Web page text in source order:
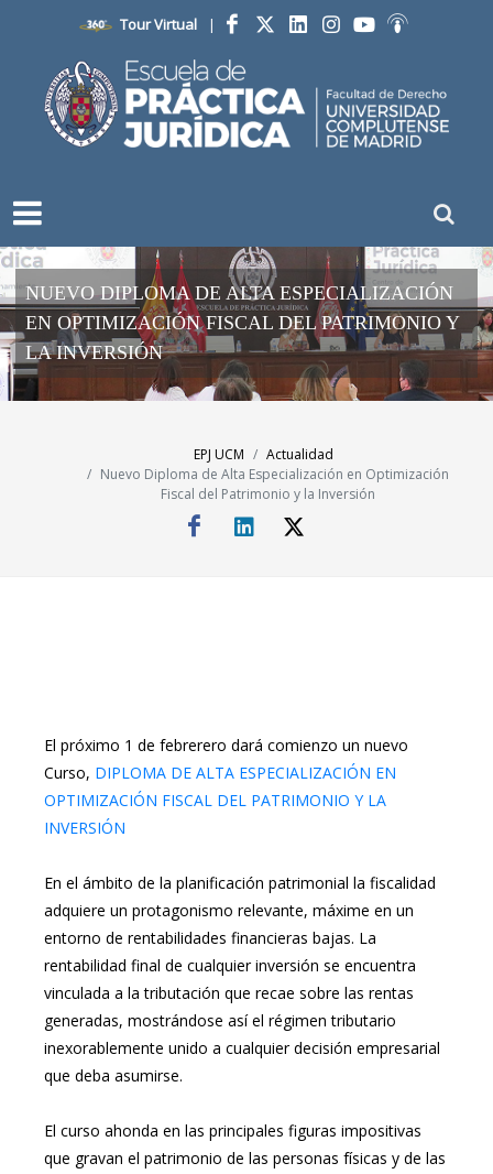
Tour Virtual |
Facebook
NUEVO DIPLOMA DE ALTA ESPECIALIZACIÓN
EN OPTIMIZACIÓN FISCAL DEL PATRIMONIO Y
LA INVERSIÓN
EPJ UCM
Actualidad
Nuevo Diploma de Alta Especialización en Optimización
Fiscal del Patrimonio y la Inversión
El próximo 1 de febrerero dará comienzo un nuevo
Curso, DIPLOMA DE ALTA ESPECIALIZACIÓN EN
OPTIMIZACIÓN FISCAL DEL PATRIMONIO Y LA
INVERSIÓN
En el ámbito de la planificación patrimonial la fiscalidad
adquiere un protagonismo relevante, máxime en un
entorno de rentabilidades financieras bajas. La
rentabilidad final de cualquier inversión se encuentra
vinculada a la tributación que recae sobre las rentas
generadas, mostrándose así el régimen tributario
inexorablemente unido a cualquier decisión empresarial
que deba asumirse.
El curso ahonda en las principales figuras impositivas
que gravan el patrimonio de las personas físicas y de las